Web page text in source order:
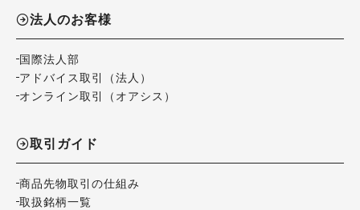
法人のお客様
国際法人部
アドバイス取引（法人）
オンライン取引（オアシス）
取引ガイド
商品先物取引の仕組み
取扱銘柄一覧